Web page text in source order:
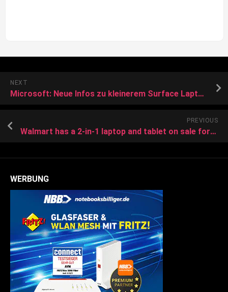
NEXT
Microsoft: Neue Infos zu kleinerem Surface Laptop und Surface Go Windows-Tablet
PREVIOUS
Walmart has a 2-in-1 laptop and tablet on sale for just $101 ahead of 4th of July
WERBUNG